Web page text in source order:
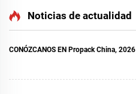
motores servo, fácil de
Noticias de actualidad
CONÓZCANOS EN Propack China, 2026